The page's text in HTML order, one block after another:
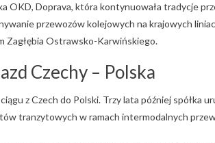
OKD, Doprava, która kontynuowała tradycje
przewozów kolejowych na krajowych
Zagłębia Ostrawsko-Karwińskiego.
Czechy – Polska
z Czech do Polski. Trzy lata później spółka
tranzytowych w ramach intermodalnych